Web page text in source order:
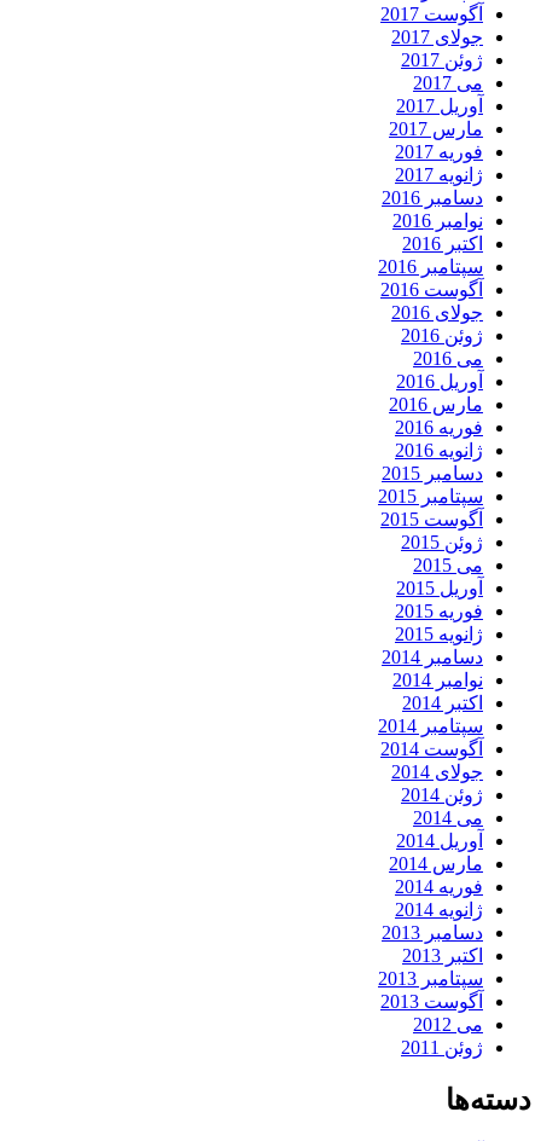
آگوست 2017
جولای 2017
ژوئن 2017
می 2017
آوریل 2017
مارس 2017
فوریه 2017
ژانویه 2017
دسامبر 2016
نوامبر 2016
اکتبر 2016
سپتامبر 2016
آگوست 2016
جولای 2016
ژوئن 2016
می 2016
آوریل 2016
مارس 2016
فوریه 2016
ژانویه 2016
دسامبر 2015
سپتامبر 2015
آگوست 2015
ژوئن 2015
می 2015
آوریل 2015
فوریه 2015
ژانویه 2015
دسامبر 2014
نوامبر 2014
اکتبر 2014
سپتامبر 2014
آگوست 2014
جولای 2014
ژوئن 2014
می 2014
آوریل 2014
مارس 2014
فوریه 2014
ژانویه 2014
دسامبر 2013
اکتبر 2013
سپتامبر 2013
آگوست 2013
می 2012
ژوئن 2011
دسته‌ها